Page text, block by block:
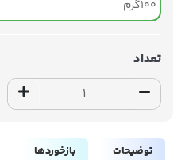
تعداد
توضیحات بازخوردها